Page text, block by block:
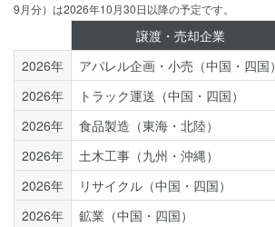
9月分）は2026年10月30日以降の予定です。
譲渡・売却企業
2026年
アパレル企画・小売（中国・四国）
2026年
トラック運送（中国・四国）
2026年
食品製造（東海・北陸）
2026年
土木工事（九州・沖縄）
2026年
リサイクル（中国・四国）
2026年
鉱業（中国・四国）